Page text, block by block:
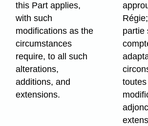
this Part applies,
with such
modifications as the
circumstances
require, to all such
alterations,
additions, and
extensions.
partie